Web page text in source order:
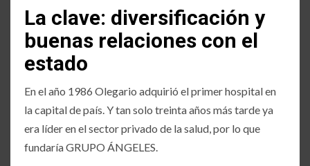
La clave: diversificación y
buenas relaciones con el
estado
En el año 1986 Olegario adquirió el primer hospital en
la capital de país. Y tan solo treinta años más tarde ya
era líder en el sector privado de la salud, por lo que
fundaría GRUPO ÁNGELES.